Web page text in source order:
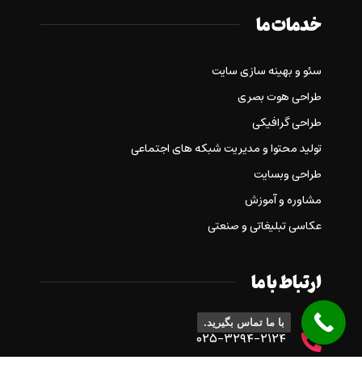
خدمات ما
سئو و بهینه سازی سایت
طراحی هوت بصری
طراحی گرافیکی
تولید محتوا و مدیریت شبکه های اجتماعی
طراحی وبسایت
مشاوره و آموزش
عکاسی تبلیغاتی و صنعتی
ارتباط با ما
۰۲۵-۳۲۹۴-۲۱۲۴
با ما تماس بگیرید.